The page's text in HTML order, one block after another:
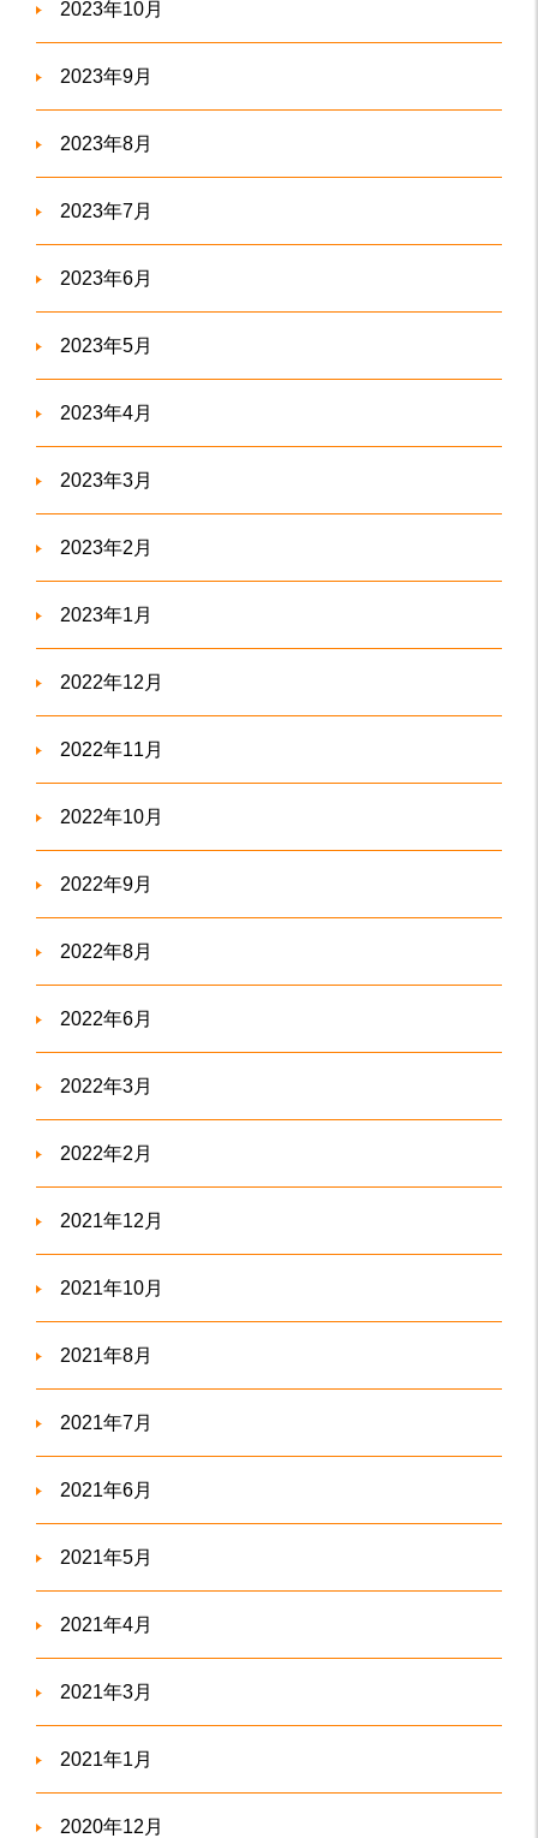
2023年10月
2023年9月
2023年8月
2023年7月
2023年6月
2023年5月
2023年4月
2023年3月
2023年2月
2023年1月
2022年12月
2022年11月
2022年10月
2022年9月
2022年8月
2022年6月
2022年3月
2022年2月
2021年12月
2021年10月
2021年8月
2021年7月
2021年6月
2021年5月
2021年4月
2021年3月
2021年1月
2020年12月